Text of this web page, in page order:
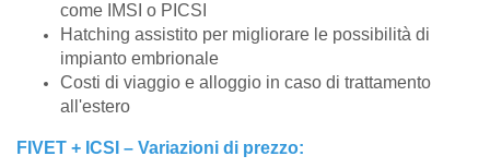
come IMSI o PICSI
Hatching assistito per migliorare le possibilità di
impianto embrionale
Costi di viaggio e alloggio in caso di trattamento
all'estero
FIVET + ICSI – Variazioni di prezzo: